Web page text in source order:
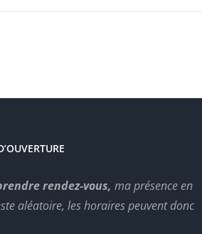
rendez-vous, ma présence en
aléatoire, les horaires peuvent donc